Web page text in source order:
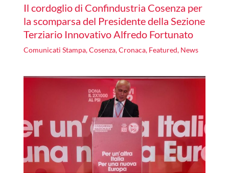
Il cordoglio di Confindustria Cosenza per
la scomparsa del Presidente della Sezione
Terziario Innovativo Alfredo Fortunato
Comunicati Stampa,Cosenza,Cronaca, Featured, News